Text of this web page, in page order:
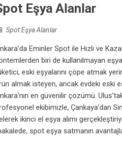
Eşya Alanlar
Spot Eşya Alanlar
Eminler Spot ile Hızlı ve
biri de kullanılmayan
eski eşyalarını çöpe atmak
almak isteyen, ancak evdeki eski
en güvenilir çözümü.
ekibimizle, Çankaya’dan
ikinci el eşya alımı
spot eşya satmanın